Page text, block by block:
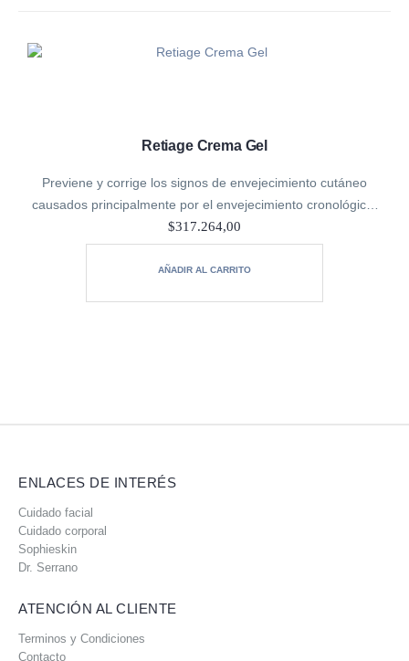
Retiage Crema Gel
Previene y corrige los signos de envejecimiento cutáneo
causados principalmente por el envejecimiento cronológico:
líneas de expresión, arrugas, pérdida de elasticidad,
luminosidad y tonicidad. Pieles mixtas.
$317.264,00
AÑADIR AL CARRITO
ENLACES DE INTERÉS
Cuidado facial
Cuidado corporal
Sophieskin
Dr. Serrano
ATENCIÓN AL CLIENTE
Terminos y Condiciones
Contacto